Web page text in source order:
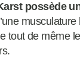
possède
musculature
tout de même